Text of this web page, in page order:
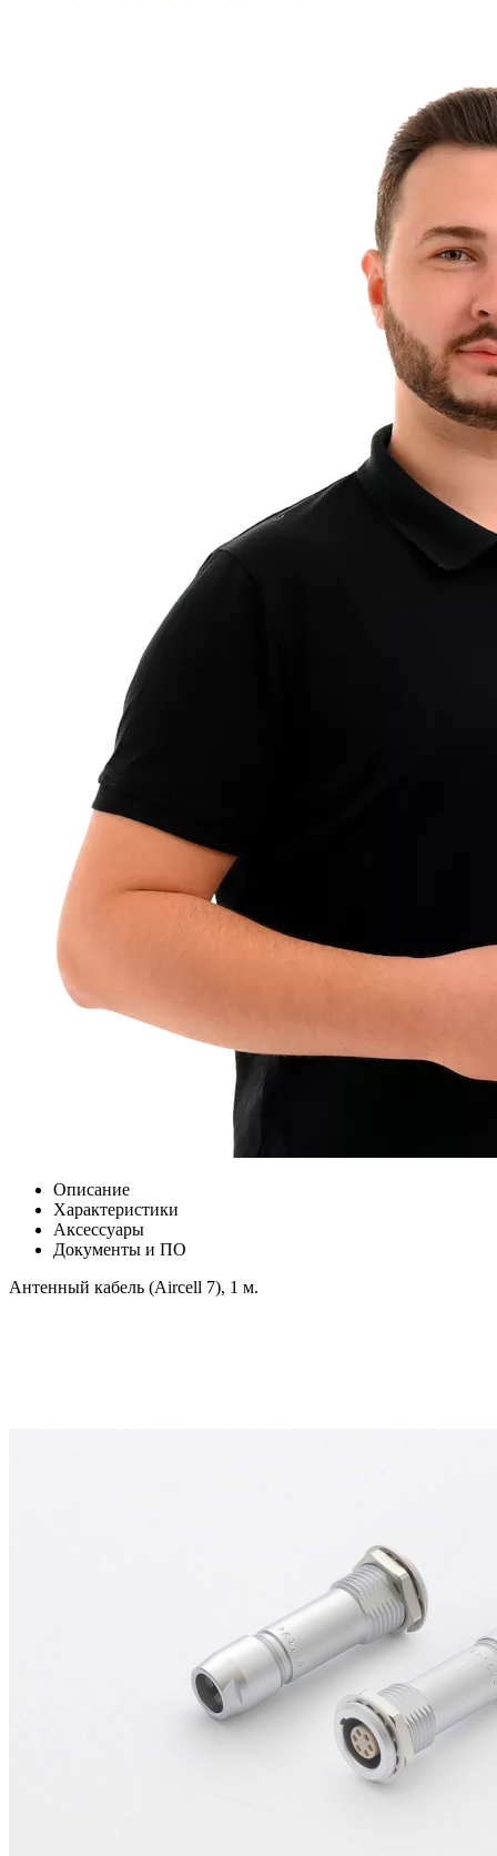
Описание
Характеристики
Аксессуары
Документы и ПО
Антенный кабель (Aircell 7), 1 м.